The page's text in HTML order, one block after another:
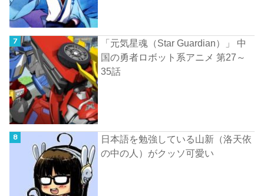
「元気星魂（Star Guardian）」 中
国の勇者ロボット系アニメ 第27～
35話
日本語を勉強している山新（洛天依
の中の人）がクッソ可愛い